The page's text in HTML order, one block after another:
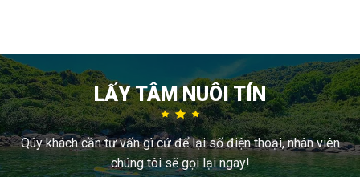
LẤY TÂM NUÔI TÍN
Qúy khách cần tư vấn gì cứ để lại số điện thoại, nhân viên
chúng tôi sẽ gọi lại ngay!